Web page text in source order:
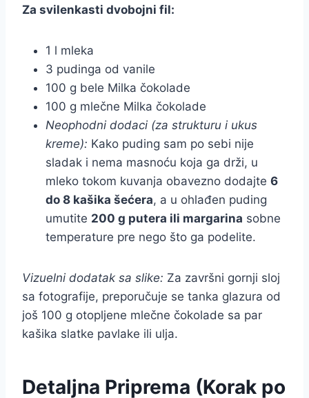
Za svilenkasti dvobojni fil:
1 l mleka
3 pudinga od vanile
100 g bele Milka čokolade
100 g mlečne Milka čokolade
Neophodni dodaci (za strukturu i ukus
kreme): Kako puding sam po sebi nije
sladak i nema masnoću koja ga drži, u
mleko tokom kuvanja obavezno dodajte 6
do 8 kašika šećera, a u ohlađen puding
umutite 200 g putera ili margarina sobne
temperature pre nego što ga podelite.
Vizuelni dodatak sa slike: Za završni gornji sloj
sa fotografije, preporučuje se tanka glazura od
još 100 g otopljene mlečne čokolade sa par
kašika slatke pavlake ili ulja.
Detaljna Priprema (Korak po